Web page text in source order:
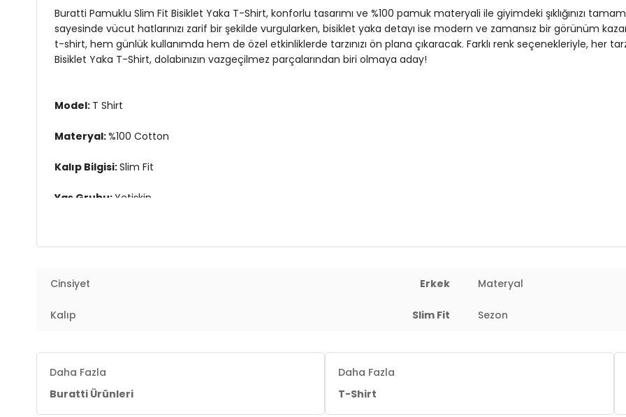
Buratti Pamuklu Slim Fit Bisiklet Yaka T-Shirt, konforlu tasarımı ve %100 pamuk materyali ile giyimdeki şıklığınızı
sayesinde vücut hatlarınızı zarif bir şekilde vurgularken, bisiklet yaka detayı ise modern ve zamansız bir görünüm
t-shirt, hem günlük kullanımda hem de özel etkinliklerde tarzınızı ön plana çıkaracak. Farklı renk seçenekleriyle, her
Bisiklet Yaka T-Shirt, dolabınızın vazgeçilmez parçalarından biri olmaya aday!
Model: T Shirt
Materyal:%100 Cotton
Kalıp Bilgisi:Slim Fit
Yaş Grubu:Yetişkin
Cinsiyet Erkek Materyal
Kalıp Slim Fit Sezon
Daha Fazla
Buratti Ürünleri
Daha Fazla
T-Shirt